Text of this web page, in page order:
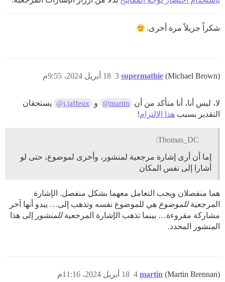
شكراً جزيلاً مرة أخرى.
supermathie (Michael Brown) 18 أبريل 2024، 9:55م 3
لا، ليس أنا، أنا متأكد من أن @martin و @j.jaffeux
يستحقان
التقدير بسبب هذا الالتزام!
Thomas_DC:
إما أن أرى إشارة مرجعية لمنشور، وأخرى لموضوع، حتى لو
أشارا إلى نفس المكان
هما منفصلان ويجب التعامل معهما بشكل منفصل. الإشارة
المرجعيةللموضوع هي للموضوع نفسه وتذهب إلى… يبدو أنها آخر
مشاركة مقروءة… بينما تذهب الإشارة المرجعيةللمنشور
إلى هذا
المنشور المحدد.
martin (Martin Brennan) 18 أبريل 2024، 11:16م 4